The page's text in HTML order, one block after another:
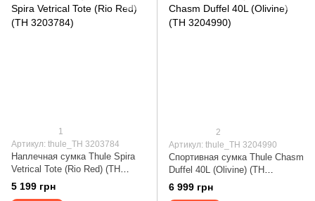
1
Артикул: thule_TH 3203784
Наплечная сумка Thule Spira
Vetrical Tote (Rio Red) (TH
3203784)
5 199 грн
2
Артикул: thule_TH 3204990
Спортивная сумка Thule Chasm
Duffel 40L (Olivine) (TH
3204990)
6 999 грн